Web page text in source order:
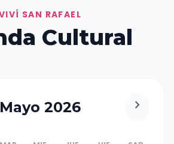
SAN RAFAEL
Cultural
Mayo 2026 chevron_right